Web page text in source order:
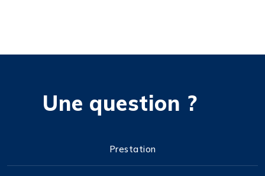
Une question ?
Prestation